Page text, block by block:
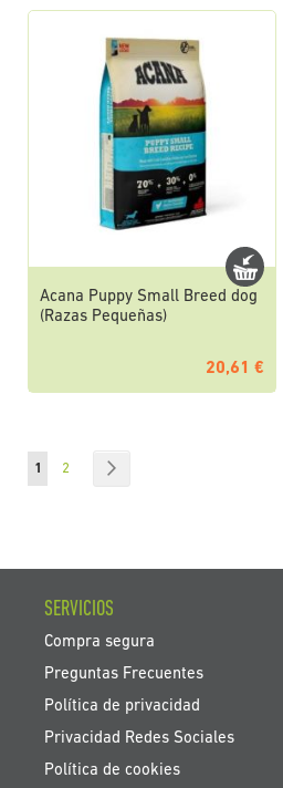
Acana Puppy Small Breed dog
(Razas Pequeñas)
20,61 €
Página
Actualmente estás leyendo página
1 Página
2
SERVICIOS
Compra segura
Preguntas Frecuentes
Política de privacidad
Privacidad Redes Sociales
Política de cookies